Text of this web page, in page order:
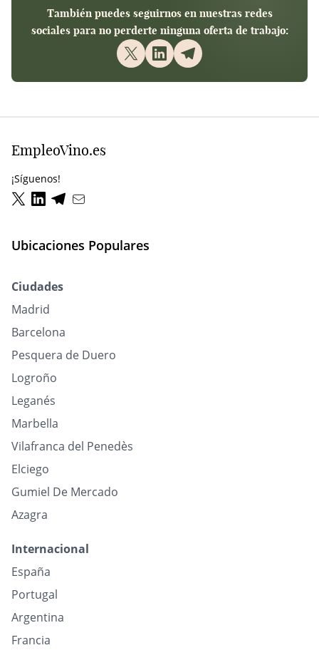
También puedes seguirnos en nuestras redes
sociales para no perderte ninguna oferta de trabajo:
EmpleoVino.es
¡Síguenos!
Ubicaciones Populares
Ciudades
Madrid
Barcelona
Pesquera de Duero
Logroño
Leganés
Marbella
Vilafranca del Penedès
Elciego
Gumiel De Mercado
Azagra
Internacional
España
Portugal
Argentina
Francia